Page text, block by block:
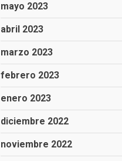
mayo 2023
abril 2023
marzo 2023
febrero 2023
enero 2023
diciembre 2022
noviembre 2022